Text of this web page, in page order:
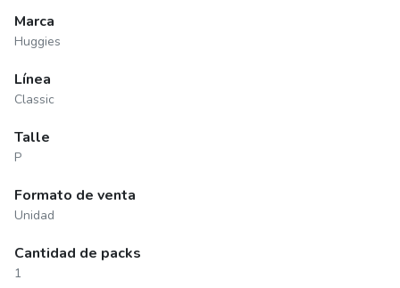
Marca
Huggies
Línea
Classic
Talle
P
Formato de venta
Unidad
Cantidad de packs
1